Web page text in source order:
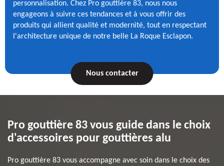
personnalisation. Chez Pro gouttière 83, nous nous
engageons à suivre ces tendances et à vous offrir des
produits qui allient qualité et modernité, tout en respectant
l'architecture unique de notre belle La Roque Esclapon.
Nous contacter
Pro gouttière 83 vous guide dans le choix
d'accessoires pour gouttières alu
Pro gouttière 83 vous accompagne avec soin dans le choix des